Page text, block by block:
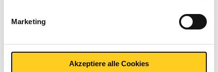
Marketing
Akzeptiere alle Cookies
Wählen Sie
Artikelnummer